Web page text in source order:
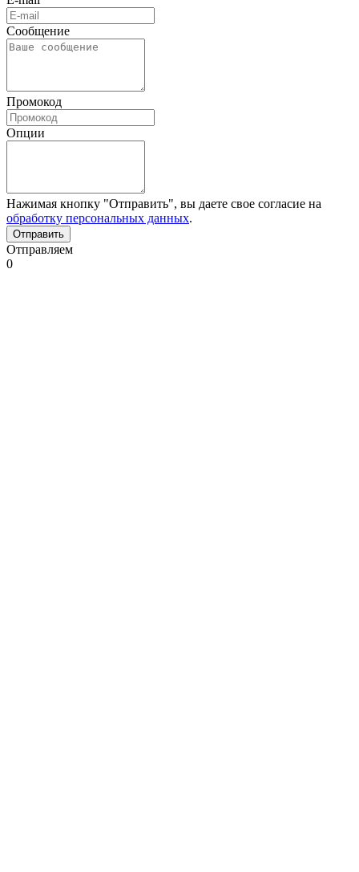
Сообщение
Промокод
Опции
Нажимая кнопку "Отправить", вы даете свое согласие на
обработку персональных данных.
Отправляем
0